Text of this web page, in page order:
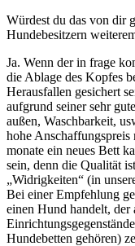
Würdest du das von dir
Hundebesitzern
Ja. Wenn der in frage
die Ablage des Kopfes
Herausfallen gesichert
aufgrund seiner sehr
außen, Waschbarkeit,
hohe
monate ein neues Bett
sein, denn die Qualität
„Widrigkeiten“ (in
Bei einer Empfehlung
einen Hund handelt,
Hundebetten gehören)